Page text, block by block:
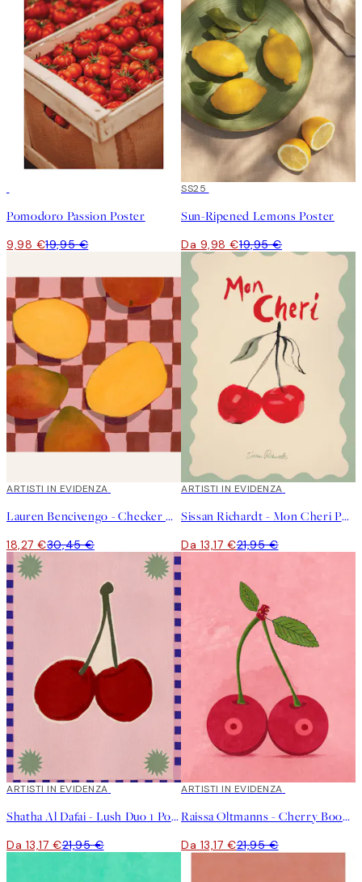
Pomodoro Passion Poster
9,98 €19,95 €
50%*
SS25
Sun-Ripened Lemons Poster
Da 9,98 €19,95 €
40%*
ARTISTI IN EVIDENZA
Lauren Bencivengo - Checker No. 2 Poster
18,27 €30,45 €
40%*
ARTISTI IN EVIDENZA
Sissan Richardt - Mon Cheri Poster
Da 13,17 €21,95 €
40%*
ARTISTI IN EVIDENZA
Shatha Al Dafai - Lush Duo 1 Poster
Da 13,17 €21,95 €
40%*
ARTISTI IN EVIDENZA
Raissa Oltmanns - Cherry Boobs Poster
Da 13,17 €21,95 €